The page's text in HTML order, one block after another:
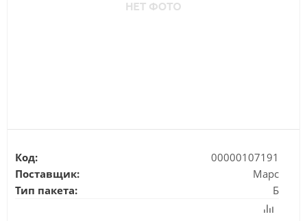
Код:
00000107191
Поставщик:
Марс
Тип пакета:
Б